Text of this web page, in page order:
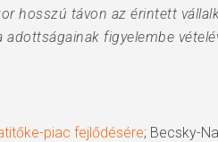
hosszú távon az érintett
figyelembe
piac fejlődésére; Becsky-